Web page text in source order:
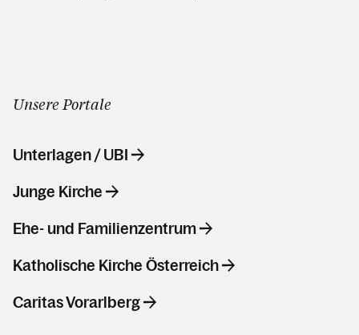
Unsere Portale
Unterlagen / UBI
Junge Kirche
Ehe- und Familienzentrum
Katholische Kirche Österreich
Caritas Vorarlberg